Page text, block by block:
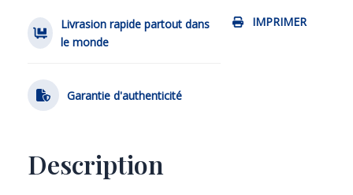
IMPRIMER
Livrasion rapide partout dans
le monde
Garantie d'authenticité
Description